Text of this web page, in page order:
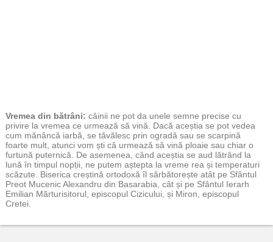
Vremea din bătrâni: câinii ne pot da unele semne precise cu
privire la vremea ce urmează să vină. Dacă aceștia se pot vedea
cum mănâncă iarbă, se tăvălesc prin ogradă sau se scarpină
foarte mult, atunci vom ști că urmează să vină ploaie sau chiar o
furtună puternică. De asemenea, când aceștia se aud lătrând la
lună în timpul nopții, ne putem aștepta la vreme rea și temperaturi
scăzute. Biserica creștină ortodoxă îl sărbătorește atât pe Sfântul
Preot Mucenic Alexandru din Basarabia, cât și pe Sfântul Ierarh
Emilian Mărturisitorul, episcopul Cizicului, și Miron, episcopul
Cretei.